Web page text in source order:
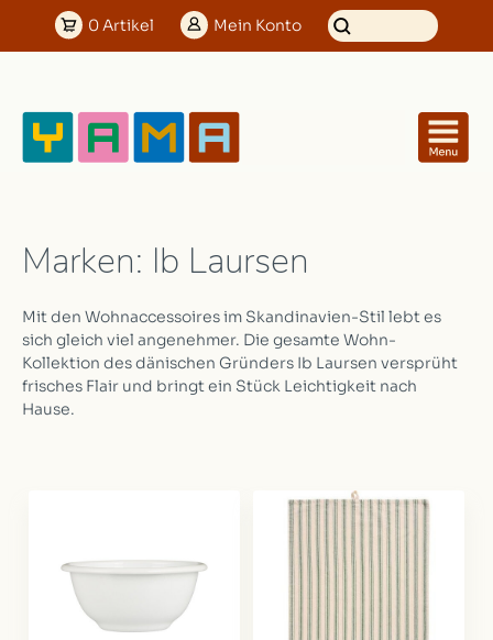
0Artikel Mein Konto
Marken: Ib Laursen
Mit den Wohnaccessoires im Skandinavien-Stil lebt es
sich gleich viel angenehmer. Die gesamte Wohn-
Kollektion des dänischen Gründers Ib Laursen versprüht
frisches Flair und bringt ein Stück Leichtigkeit nach
Hause.